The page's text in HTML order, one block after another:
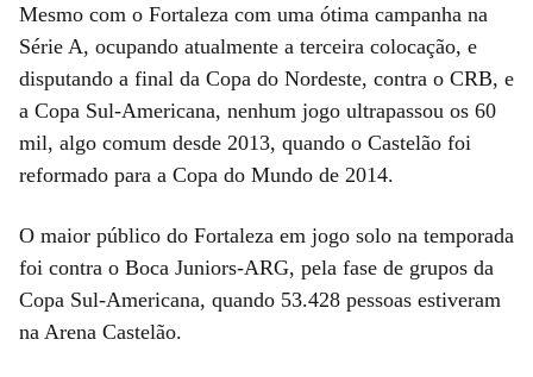
Mesmo com o Fortaleza com uma ótima campanha na
Série A, ocupando atualmente a terceira colocação, e
disputando a final da Copa do Nordeste, contra o CRB, e
a Copa Sul-Americana, nenhum jogo ultrapassou os 60
mil, algo comum desde 2013, quando o Castelão foi
reformado para a Copa do Mundo de 2014.
O maior público do Fortaleza em jogo solo na temporada
foi contra o Boca Juniors-ARG, pela fase de grupos da
Copa Sul-Americana, quando 53.428 pessoas estiveram
na Arena Castelão.